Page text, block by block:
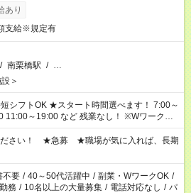
となります。
あり
支給※規定有
/ 南栗橋駅 / …
＞
時間選べます！ 7:00～
～19:00 など 残業なし！ ※Wワークの
合わせ週40時間超の就業はご案内できませ
週20時間以上勤務は社会保険への加入対象
派遣法（日雇い派遣の原則禁止）により、
業はご案内が難しい場合があります
ださい！ ★急募 ★職場が気に入れば、長期
不要 / 40～50代活躍中 / 副業・WワークOK /
務 / 10名以上の大量募集 / 電話対応なし / パ